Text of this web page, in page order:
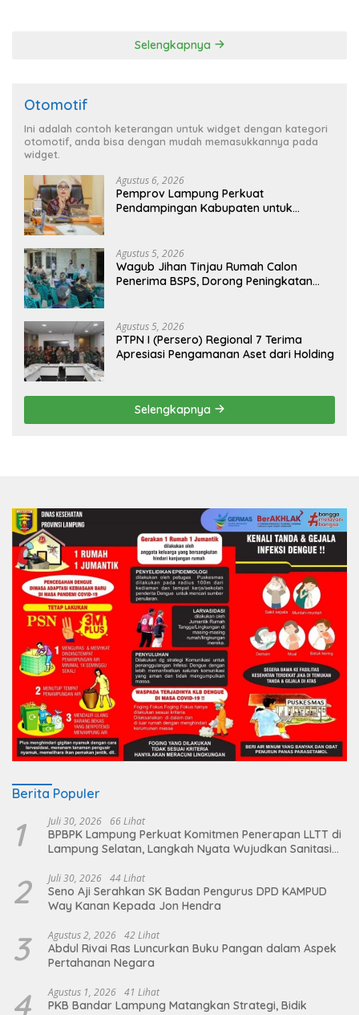
Selengkapnya
Otomotif
Ini adalah contoh keterangan untuk widget dengan kategori
otomotif, anda bisa dengan mudah memasukkannya pada
widget.
Agustus 6, 2026
Pemprov Lampung Perkuat
Pendampingan Kabupaten untuk
Agustus 5, 2026
Wagub Jihan Tinjau Rumah Calon
Penerima BSPS, Dorong Peningkatan
Agustus 5, 2026
PTPN I (Persero) Regional 7 Terima
Apresiasi Pengamanan Aset dari Holding
Selengkapnya
Berita Populer
1 Juli 30, 2026 66 Lihat
BPBPK Lampung Perkuat Komitmen Penerapan LLTT di
Lampung Selatan, Langkah Nyata Wujudkan Sanitasi
2 Juli 30, 2026 44 Lihat
Seno Aji Serahkan SK Badan Pengurus DPD KAMPUD
Way Kanan Kepada Jon Hendra
3 Agustus 2, 2026 42 Lihat
Abdul Rivai Ras Luncurkan Buku Pangan dalam Aspek
Pertahanan Negara
4 Agustus 1, 2026 41 Lihat
PKB Bandar Lampung Matangkan Strategi, Bidik